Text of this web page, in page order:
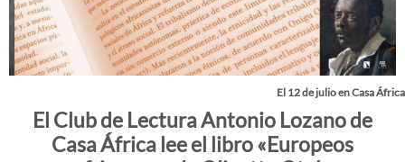
El 12 de julio en Casa África
El Club de Lectura Antonio Lozano de
Casa África lee el libro «Europeos